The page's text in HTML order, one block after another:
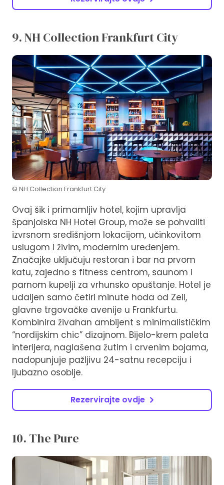
9. NH Collection Frankfurt City
© NH Collection Frankfurt City
Ovaj šik i primamljiv hotel, kojim upravlja
španjolska NH Hotel Group, može se pohvaliti
izvrsnom središnjom lokacijom, učinkovitom
uslugom i živim, modernim uređenjem.
Značajke uključuju restoran i bar na prvom
katu, zajedno s fitness centrom, saunom i
parnom kupelji za vrhunsko opuštanje. Hotel je
udaljen samo četiri minute hoda od Zeil,
glavne trgovačke avenije u Frankfurtu.
Kombinira živahan ambijent s minimalističkim
“nordijskim chic” dizajnom. Bijelo-krem paleta
interijera, naglašena žutim i crvenim bojama,
nadopunjuje pažljivu 24-satnu recepciju i
ljubazno osoblje.
Rezervirajte ovdje
10. The Pure